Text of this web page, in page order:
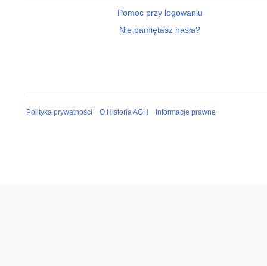
Pomoc przy logowaniu
Nie pamiętasz hasła?
Polityka prywatności O Historia AGH Informacje prawne